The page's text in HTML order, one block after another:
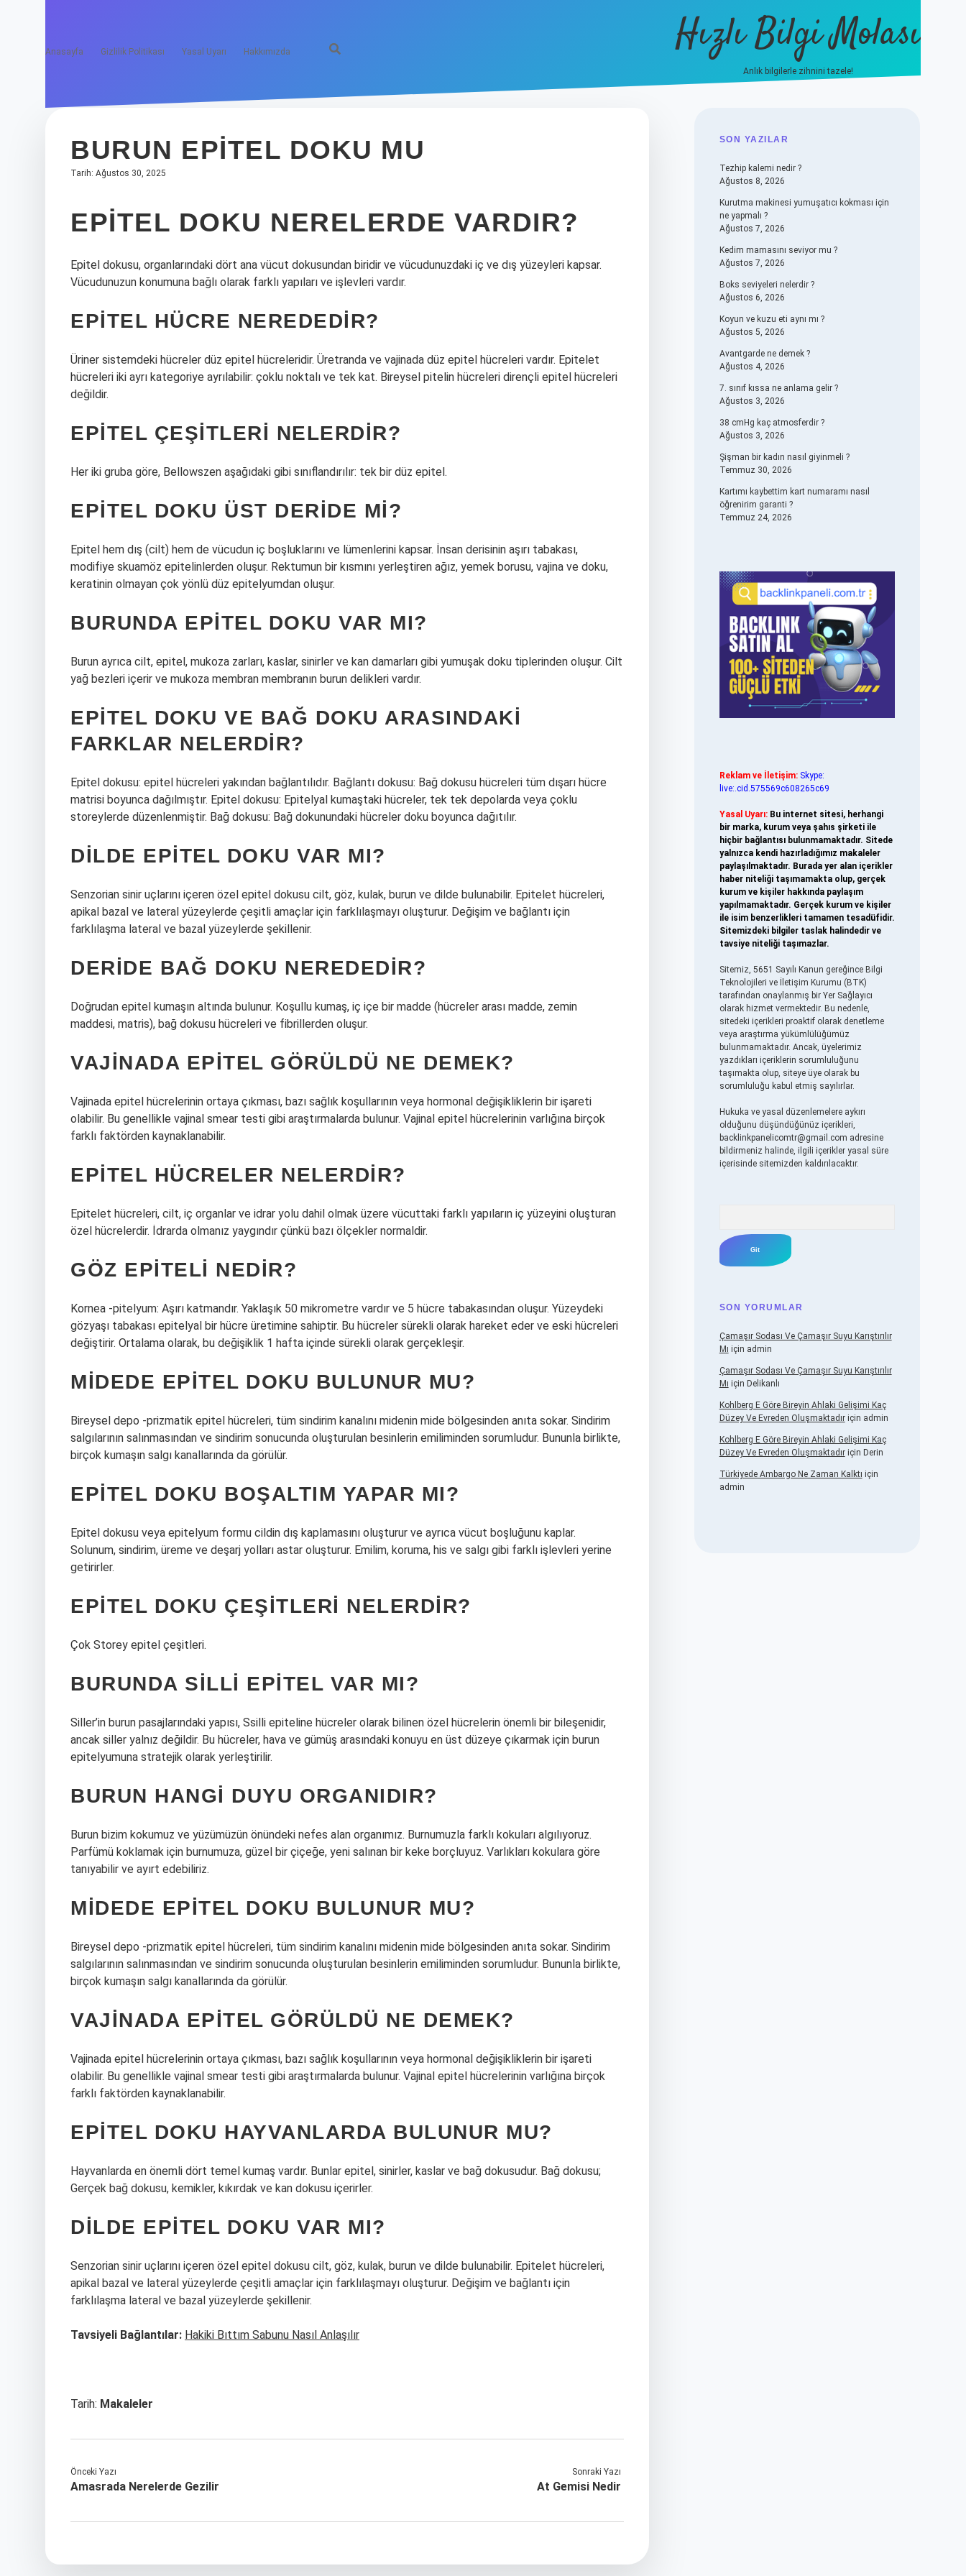
Anasayfa Gizlilik Politikası Yasal Uyarı Hakkımızda Hızlı Bilgi Molası
Anlık bilgilerle zihnini tazele!
BURUN EPITEL DOKU MU
Tarih: Ağustos 30, 2025
EPITEL DOKU NERELERDE VARDIR?
Epitel dokusu, organlarındaki dört ana vücut dokusundan biridir ve vücudunuzdaki iç ve dış yüzeyleri kapsar.
Vücudunuzun konumuna bağlı olarak farklı yapıları ve işlevleri vardır.
EPITEL HÜCRE NEREDEDIR?
Üriner sistemdeki hücreler düz epitel hücreleridir. Üretranda ve vajinada düz epitel hücreleri vardır. Epitelet
hücreleri iki ayrı kategoriye ayrılabilir: çoklu noktalı ve tek kat. Bireysel pitelin hücreleri dirençli epitel hücreleri
değildir.
EPITEL ÇEŞITLERI NELERDIR?
Her iki gruba göre, Bellowszen aşağıdaki gibi sınıflandırılır: tek bir düz epitel.
EPITEL DOKU ÜST DERIDE MI?
Epitel hem dış (cilt) hem de vücudun iç boşluklarını ve lümenlerini kapsar. İnsan derisinin aşırı tabakası,
modifiye skuamöz epitelinlerden oluşur. Rektumun bir kısmını yerleştiren ağız, yemek borusu, vajina ve doku,
keratinin olmayan çok yönlü düz epitelyumdan oluşur.
BURUNDA EPITEL DOKU VAR MI?
Burun ayrıca cilt, epitel, mukoza zarları, kaslar, sinirler ve kan damarları gibi yumuşak doku tiplerinden oluşur. Cilt
yağ bezleri içerir ve mukoza membran membranın burun delikleri vardır.
EPITEL DOKU VE BAĞ DOKU ARASINDAKI
FARKLAR NELERDIR?
Epitel dokusu: epitel hücreleri yakından bağlantılıdır. Bağlantı dokusu: Bağ dokusu hücreleri tüm dışarı hücre
matrisi boyunca dağılmıştır. Epitel dokusu: Epitelyal kumaştaki hücreler, tek tek depolarda veya çoklu
storeylerde düzenlenmiştir. Bağ dokusu: Bağ dokunundaki hücreler doku boyunca dağıtılır.
DILDE EPITEL DOKU VAR MI?
Senzorian sinir uçlarını içeren özel epitel dokusu cilt, göz, kulak, burun ve dilde bulunabilir. Epitelet hücreleri,
apikal bazal ve lateral yüzeylerde çeşitli amaçlar için farklılaşmayı oluşturur. Değişim ve bağlantı için
farklılaşma lateral ve bazal yüzeylerde şekillenir.
DERIDE BAĞ DOKU NEREDEDIR?
Doğrudan epitel kumaşın altında bulunur. Koşullu kumaş, iç içe bir madde (hücreler arası madde, zemin
maddesi, matris), bağ dokusu hücreleri ve fibrillerden oluşur.
VAJINADA EPITEL GÖRÜLDÜ NE DEMEK?
Vajinada epitel hücrelerinin ortaya çıkması, bazı sağlık koşullarının veya hormonal değişikliklerin bir işareti
olabilir. Bu genellikle vajinal smear testi gibi araştırmalarda bulunur. Vajinal epitel hücrelerinin varlığına birçok
farklı faktörden kaynaklanabilir.
EPITEL HÜCRELER NELERDIR?
Epitelet hücreleri, cilt, iç organlar ve idrar yolu dahil olmak üzere vücuttaki farklı yapıların iç yüzeyini oluşturan
özel hücrelerdir. İdrarda olmanız yaygındır çünkü bazı ölçekler normaldir.
GÖZ EPITELI NEDIR?
Kornea -pitelyum: Aşırı katmandır. Yaklaşık 50 mikrometre vardır ve 5 hücre tabakasından oluşur. Yüzeydeki
gözyaşı tabakası epitelyal bir hücre üretimine sahiptir. Bu hücreler sürekli olarak hareket eder ve eski hücreleri
değiştirir. Ortalama olarak, bu değişiklik 1 hafta içinde sürekli olarak gerçekleşir.
MIDEDE EPITEL DOKU BULUNUR MU?
Bireysel depo -prizmatik epitel hücreleri, tüm sindirim kanalını midenin mide bölgesinden anıta sokar. Sindirim
salgılarının salınmasından ve sindirim sonucunda oluşturulan besinlerin emiliminden sorumludur. Bununla birlikte,
birçok kumaşın salgı kanallarında da görülür.
EPITEL DOKU BOŞALTIM YAPAR MI?
Epitel dokusu veya epitelyum formu cildin dış kaplamasını oluşturur ve ayrıca vücut boşluğunu kaplar.
Solunum, sindirim, üreme ve deşarj yolları astar oluşturur. Emilim, koruma, his ve salgı gibi farklı işlevleri yerine
getirirler.
EPITEL DOKU ÇEŞITLERI NELERDIR?
Çok Storey epitel çeşitleri.
BURUNDA SILLI EPITEL VAR MI?
Siller’in burun pasajlarındaki yapısı, Ssilli epiteline hücreler olarak bilinen özel hücrelerin önemli bir bileşenidir,
ancak siller yalnız değildir. Bu hücreler, hava ve gümüş arasındaki konuyu en üst düzeye çıkarmak için burun
epitelyumuna stratejik olarak yerleştirilir.
BURUN HANGI DUYU ORGANIDIR?
Burun bizim kokumuz ve yüzümüzün önündeki nefes alan organımız. Burnumuzla farklı kokuları algılıyoruz.
Parfümü koklamak için burnumuza, güzel bir çiçeğe, yeni salınan bir keke borçluyuz. Varlıkları kokulara göre
tanıyabilir ve ayırt edebiliriz.
MIDEDE EPITEL DOKU BULUNUR MU?
Bireysel depo -prizmatik epitel hücreleri, tüm sindirim kanalını midenin mide bölgesinden anıta sokar. Sindirim
salgılarının salınmasından ve sindirim sonucunda oluşturulan besinlerin emiliminden sorumludur. Bununla birlikte,
birçok kumaşın salgı kanallarında da görülür.
VAJINADA EPITEL GÖRÜLDÜ NE DEMEK?
Vajinada epitel hücrelerinin ortaya çıkması, bazı sağlık koşullarının veya hormonal değişikliklerin bir işareti
olabilir. Bu genellikle vajinal smear testi gibi araştırmalarda bulunur. Vajinal epitel hücrelerinin varlığına birçok
farklı faktörden kaynaklanabilir.
EPITEL DOKU HAYVANLARDA BULUNUR MU?
Hayvanlarda en önemli dört temel kumaş vardır. Bunlar epitel, sinirler, kaslar ve bağ dokusudur. Bağ dokusu;
Gerçek bağ dokusu, kemikler, kıkırdak ve kan dokusu içerirler.
DILDE EPITEL DOKU VAR MI?
Senzorian sinir uçlarını içeren özel epitel dokusu cilt, göz, kulak, burun ve dilde bulunabilir. Epitelet hücreleri,
apikal bazal ve lateral yüzeylerde çeşitli amaçlar için farklılaşmayı oluşturur. Değişim ve bağlantı için
farklılaşma lateral ve bazal yüzeylerde şekillenir.
Tavsiyeli Bağlantılar: Hakiki Bıttım Sabunu Nasıl Anlaşılır
Tarih: Makaleler
Önceki Yazı
Amasrada Nerelerde Gezilir
Sonraki Yazı
At Gemisi Nedir
SIDEBAR
SON YAZILAR
Tezhip kalemi nedir ?
Ağustos 8, 2026
Kurutma makinesi yumuşatıcı kokması için
ne yapmalı ?
Ağustos 7, 2026
Kedim mamasını seviyor mu ?
Ağustos 7, 2026
Boks seviyeleri nelerdir ?
Ağustos 6, 2026
Koyun ve kuzu eti aynı mı ?
Ağustos 5, 2026
Avantgarde ne demek ?
Ağustos 4, 2026
7. sınıf kıssa ne anlama gelir ?
Ağustos 3, 2026
38 cmHg kaç atmosferdir ?
Ağustos 3, 2026
Şişman bir kadın nasıl giyinmeli ?
Temmuz 30, 2026
Kartımı kaybettim kart numaramı nasıl
öğrenirim garanti ?
Temmuz 24, 2026
Reklam ve İletişim: Skype:
live:.cid.575569c608265c69
Yasal Uyarı: Bu internet sitesi, herhangi
bir marka, kurum veya şahıs şirketi ile
hiçbir bağlantısı bulunmamaktadır. Sitede
yalnızca kendi hazırladığımız makaleler
paylaşılmaktadır. Burada yer alan içerikler
haber niteliği taşımamakta olup, gerçek
kurum ve kişiler hakkında paylaşım
yapılmamaktadır. Gerçek kurum ve kişiler
ile isim benzerlikleri tamamen tesadüfidir.
Sitemizdeki bilgiler taslak halindedir ve
tavsiye niteliği taşımazlar.
Sitemiz, 5651 Sayılı Kanun gereğince Bilgi
Teknolojileri ve İletişim Kurumu (BTK)
tarafından onaylanmış bir Yer Sağlayıcı
olarak hizmet vermektedir. Bu nedenle,
sitedeki içerikleri proaktif olarak denetleme
veya araştırma yükümlülüğümüz
bulunmamaktadır. Ancak, üyelerimiz
yazdıkları içeriklerin sorumluluğunu
taşımakta olup, siteye üye olarak bu
sorumluluğu kabul etmiş sayılırlar.
Hukuka ve yasal düzenlemelere aykırı
olduğunu düşündüğünüz içerikleri,
backlinkpanelicomtr@gmail.com adresine
bildirmeniz halinde, ilgili içerikler yasal süre
içerisinde sitemizden kaldırılacaktır.
SON YORUMLAR
Çamaşır Sodası Ve Çamaşır Suyu Karıştırılır
Mı için admin
Çamaşır Sodası Ve Çamaşır Suyu Karıştırılır
Mı için Delikanlı
Kohlberg E Göre Bireyin Ahlaki Gelişimi Kaç
Düzey Ve Evreden Oluşmaktadıriçin admin
Kohlberg E Göre Bireyin Ahlaki Gelişimi Kaç
Düzey Ve Evreden Oluşmaktadıriçin Derin
Türkiyede Ambargo Ne Zaman Kalktı için
admin